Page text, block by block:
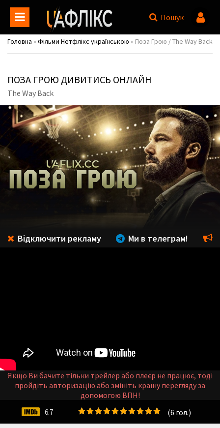
Пошук
Головна » Фільми Нетфлікс українською » Поза Грою / The Way Back
ПОЗА ГРОЮ ДИВИТИСЬ ОНЛАЙН
The Way Back
(6 гол.)
6.7
Відключити рекламу Ми в телеграм!
Якщо Ви бачите тільки трейлер або плеєр не працює, тоді
пройдіть авторизацію або змініть країну перегляду за
допомогою ВПН!